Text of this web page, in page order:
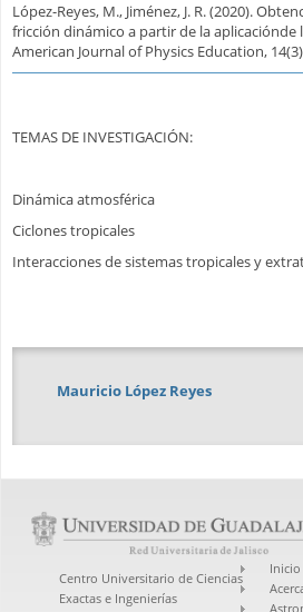
López-Reyes, M., Jiménez, J. R. (2020).
fricción dinámico a partir de la aplicaciónde
American Journal of Physics Education,
TEMAS DE INVESTIGACIÓN:
Dinámica atmosférica
Ciclones tropicales
Interacciones de sistemas tropicales y
Mauricio López Reyes
Centro Universitario de Ciencias
Exactas e Ingenierías
Inicio